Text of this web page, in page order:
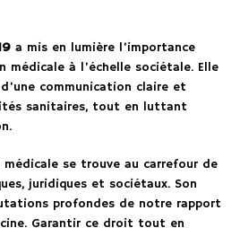
a mis en lumière l’importance
médicale à l’échelle sociétale. Elle
communication claire et
sanitaires, tout en luttant
se trouve au carrefour de
juridiques et sociétaux. Son
profondes de notre rapport
Garantir ce droit tout en